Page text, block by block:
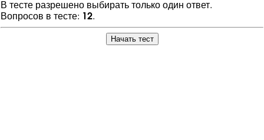
В тесте разрешено выбирать только один ответ.
Вопросов в тесте: 12.